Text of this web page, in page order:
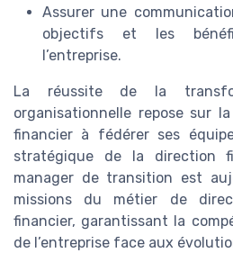
Assurer une
objectifs et les
l’entreprise.
La réussite de la
organisationnelle repose sur
financier à fédérer ses
stratégique de la direction
manager de transition est
missions du métier de
financier, garantissant la
de l’entreprise face aux